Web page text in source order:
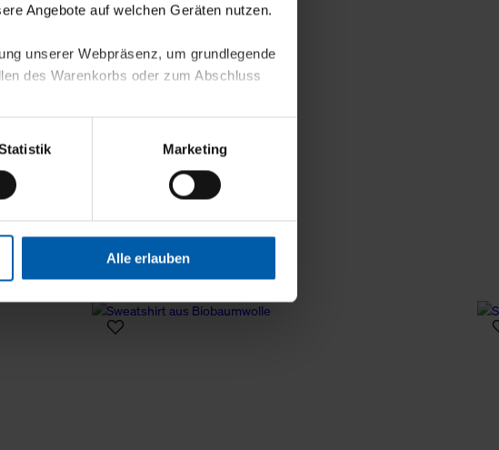
Angebote auf welchen Geräten nutzen.
unserer Webpräsenz, um grundlegende
des Warenkorbs oder zum Abschluss
Nutzerverhaltens und Ihres Profils
unserer Webpräsenz speichern wir
an Dritte wie etwa unsere
Ihr personalisiertes Einkaufserlebnis
selbst festlegen, die Sie erlauben
Cookies.
Marketing
Alle erlauben